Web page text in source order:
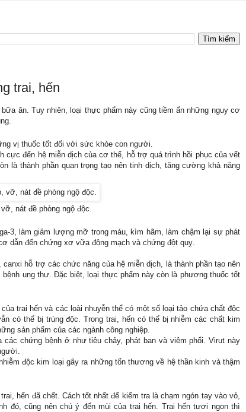
trai, hến
ăn. Tuy nhiên, loại thực phẩm này cũng tiềm ẩn những nguy cơ
vị thuốc tốt đối với sức khỏe con người.
cực đến hệ miễn dịch của cơ thể, hỗ trợ quá trình hồi phục của vết
là thành phần quan trọng tạo nên tinh dịch, tăng cường khả năng
nát đề phòng ngộ độc.
3, làm giảm lượng mỡ trong máu, kìm hãm, làm chậm lại sự phát
dẫn đến chứng xơ vữa động mạch và chứng đột quỵ.
hỗ trợ các chức năng của hệ miễn dịch, là thành phần tạo nên
ung thư. Đặc biệt, loại thực phẩm này còn là phương thuốc tốt
trai hến và các loài nhuyễn thể có một số loại tảo chứa chất độc
có thể bị trúng độc. Trong trai, hến có thể bị nhiễm các chất kim
sản phẩm của các ngành công nghiệp.
chứng bệnh ở như tiêu chảy, phát ban và viêm phổi. Virut này
độc kim loại gây ra những tổn thương về hệ thần kinh và thậm
hến đã chết. Cách tốt nhất để kiểm tra là chạm ngón tay vào vỏ,
đó, cũng nên chú ý đến mùi của trai hến. Trai hến tươi ngon thì